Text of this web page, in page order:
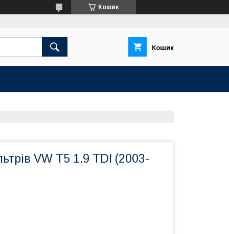
Кошик
Кошик
VW T5 1.9 TDI (2003-